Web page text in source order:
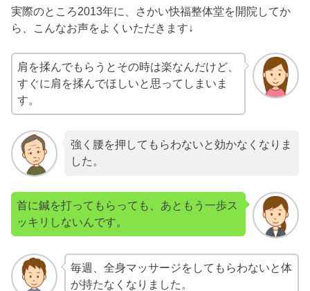
実際のところ2013年に、さかい快福整体堂を開院してか
ら、こんなお声をよくいただきます↓
肩を揉んでもらうとその時は楽なんだけど、
すぐに肩を揉んでほしいと思ってしまいま
す。
強く腰を押してもらわないと効かなくなりま
した。
首に鍼を打ってもらっても、あともう一歩ス
ッキリしないんです。
毎週、全身マッサージをしてもらわないと体
が持たなくなりました。